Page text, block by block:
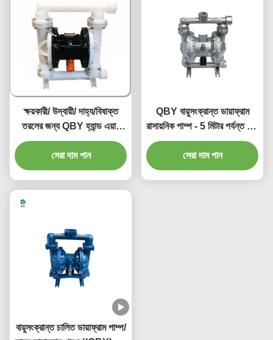
ক্ষয়কারী/ উদ্বায়ী/ দাহ্য/বিষাক্ত
তরলের জন্য QBY হ্যান্ড এয়ার
চালিত ডায়াফ্রাম পাম্প
সেরা দাম পান
QBY বায়ুসংক্রান্ত ডায়াফ্রাম
রাসায়নিক পাম্প - 5 মিটার পর্যন্ত স্ব-
প্রাইমিং, 50 মিটার পর্যন্ত মাথা,
আউটলেট চাপ ≥ 5 বার
সেরা দাম পান
বায়ুসংক্রান্ত চালিত ডায়াফ্রাম পাম্প/